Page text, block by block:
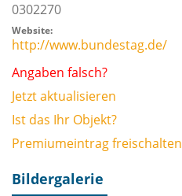
0302270
Website:
http://www.bundestag.de/
Angaben falsch?
Jetzt aktualisieren
Ist das Ihr Objekt?
Premiumeintrag freischalten
Bildergalerie